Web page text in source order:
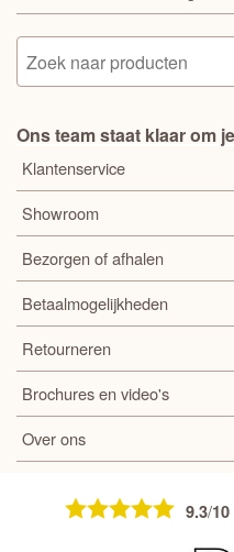
Ons team staat klaar om
Klantenservice
Showroom
Bezorgen of afhalen
Betaalmogelijkheden
Retourneren
Brochures en video's
Over ons
9.3/10